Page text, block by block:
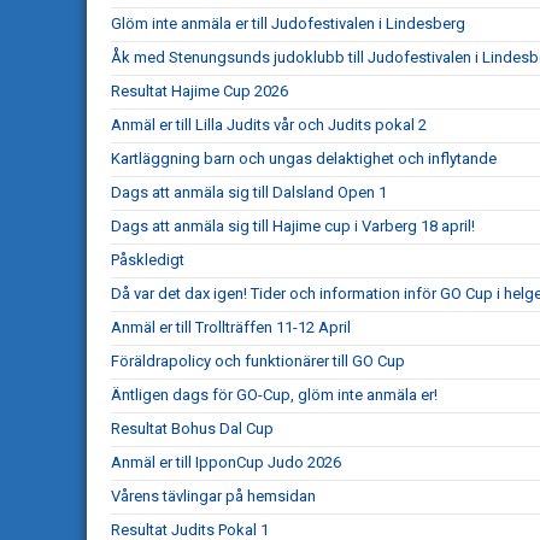
Glöm inte anmäla er till Judofestivalen i Lindesberg
Åk med Stenungsunds judoklubb till Judofestivalen i
Resultat Hajime Cup 2026
Anmäl er till Lilla Judits vår och Judits pokal 2
Kartläggning barn och ungas delaktighet och inflytande
Dags att anmäla sig till Dalsland Open 1
Dags att anmäla sig till Hajime cup i Varberg 18 april!
Påskledigt
Då var det dax igen! Tider och information inför GO Cup i
Anmäl er till Trollträffen 11-12 April
Föräldrapolicy och funktionärer till GO Cup
Äntligen dags för GO-Cup, glöm inte anmäla er!
Resultat Bohus Dal Cup
Anmäl er till IpponCup Judo 2026
Vårens tävlingar på hemsidan
Resultat Judits Pokal 1